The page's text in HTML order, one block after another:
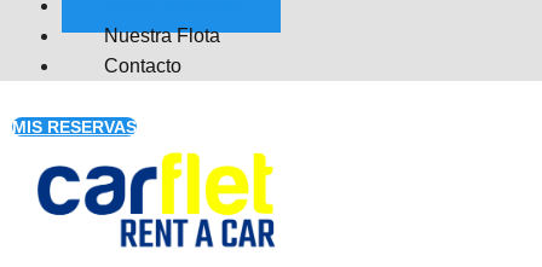
Nuestra Flota
Contacto
MIS RESERVAS